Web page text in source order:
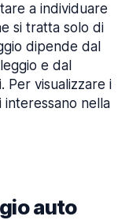
a individuare
si tratta solo di
dipende dal
e dal
Per visualizzare i
nella
auto